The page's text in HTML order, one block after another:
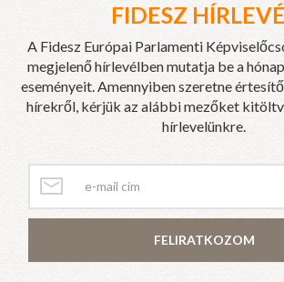
FIDESZ
A Fidesz Európai Parlamenti
megjelenő hírlevélben mutatja be a
eseményeit. Amennyiben szeretne
hírekről, kérjük az alábbi mezőket
hírlevelünkre.
FELIRATKOZOM